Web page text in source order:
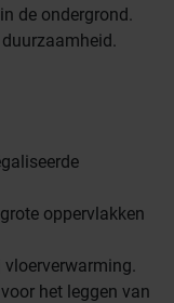
de ondergrond.
oppervlakken
het leggen van